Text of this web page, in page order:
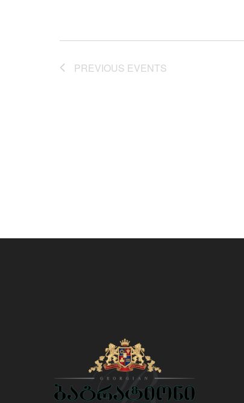
PREVIOUS EVENTS